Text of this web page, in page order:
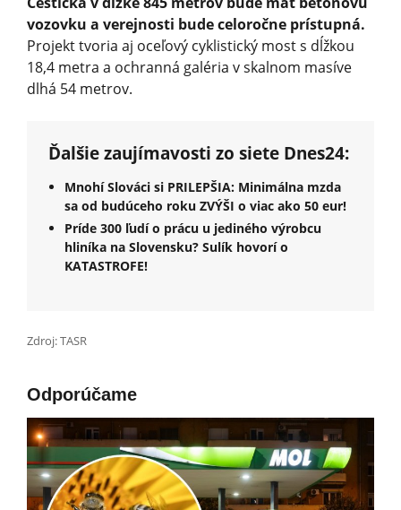
vozovku a verejnosti bude celoročne prístupná.
Projekt tvoria aj oceľový cyklistický most s dĺžkou
18,4 metra a ochranná galéria v skalnom masíve
dlhá 54 metrov.
Ďalšie zaujímavosti zo siete Dnes24:
Mnohí Slováci si PRILEPŠIA: Minimálna mzda
sa od budúceho roku ZVÝŠI o viac ako 50 eur!
Príde 300 ľudí o prácu u jediného výrobcu
hliníka na Slovensku? Sulík hovorí o
KATASTROFE!
Zdroj: TASR
Odporúčame